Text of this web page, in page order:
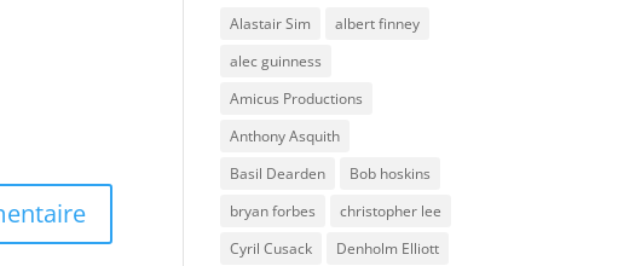
Alastair Sim
albert finney
alec guinness
Amicus Productions
Anthony Asquith
Basil Dearden
Bob hoskins
bryan forbes
christopher lee
Cyril Cusack
Denholm Elliott